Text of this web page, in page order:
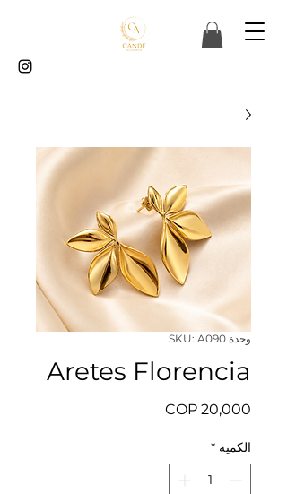
وحدة SKU: A090
Aretes Florencia
السعر
الكمية *